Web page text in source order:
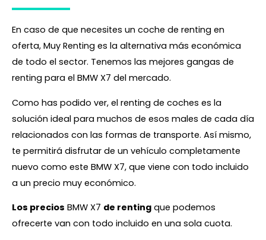
En caso de que necesites un coche de renting en
oferta, Muy Renting es la alternativa más económica
de todo el sector. Tenemos las mejores gangas de
renting para el BMW X7 del mercado.
Como has podido ver, el renting de coches es la
solución ideal para muchos de esos males de cada día
relacionados con las formas de transporte. Así mismo,
te permitirá disfrutar de un vehículo completamente
nuevo como este BMW X7, que viene con todo incluido
a un precio muy económico.
Los precios BMW X7 de renting que podemos
ofrecerte van con todo incluido en una sola cuota.